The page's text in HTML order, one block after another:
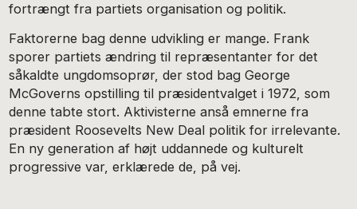
fortrængt fra partiets organisation og politik.
Faktorerne bag denne udvikling er mange. Frank
sporer partiets ændring til repræsentanter for det
såkaldte ungdomsoprør, der stod bag George
McGoverns opstilling til præsidentvalget i 1972, som
denne tabte stort. Aktivisterne anså emnerne fra
præsident Roosevelts New Deal politik for irrelevante.
En ny generation af højt uddannede og kulturelt
progressive var, erklærede de, på vej.